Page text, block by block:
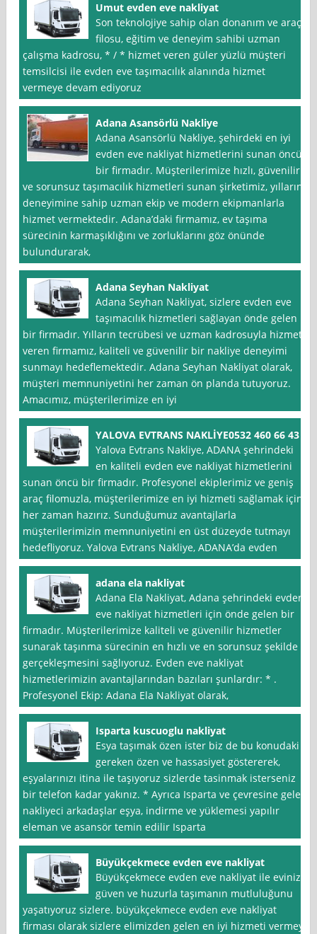
Umut evden eve nakliyat
Son teknolojiye sahip olan donanım ve araç
filosu, eğitim ve deneyim sahibi uzman
çalışma kadrosu, * / * hizmet veren güler yüzlü müşteri
temsilcisi ile evden eve taşımacılık alanında hizmet
vermeye devam ediyoruz
Adana Asansörlü Nakliye
Adana Asansörlü Nakliye, şehirdeki en iyi
evden eve nakliyat hizmetlerini sunan öncü
bir firmadır. Müşterilerimize hızlı, güvenilir
ve sorunsuz taşımacılık hizmetleri sunan şirketimiz, yılların
deneyimine sahip uzman ekip ve modern ekipmanlarla
hizmet vermektedir. Adana’daki firmamız, ev taşıma
sürecinin karmaşıklığını ve zorluklarını göz önünde
bulundurarak,
Adana Seyhan Nakliyat
Adana Seyhan Nakliyat, sizlere evden eve
taşımacılık hizmetleri sağlayan önde gelen
bir firmadır. Yılların tecrübesi ve uzman kadrosuyla hizmet
veren firmamız, kaliteli ve güvenilir bir nakliye deneyimi
sunmayı hedeflemektedir. Adana Seyhan Nakliyat olarak,
müşteri memnuniyetini her zaman ön planda tutuyoruz.
Amacımız, müşterilerimize en iyi
YALOVA EVTRANS NAKLİYE0532 460 66 43
Yalova Evtrans Nakliye, ADANA şehrindeki
en kaliteli evden eve nakliyat hizmetlerini
sunan öncü bir firmadır. Profesyonel ekiplerimiz ve geniş
araç filomuzla, müşterilerimize en iyi hizmeti sağlamak için
her zaman hazırız. Sunduğumuz avantajlarla
müşterilerimizin memnuniyetini en üst düzeyde tutmayı
hedefliyoruz. Yalova Evtrans Nakliye, ADANA’da evden
adana ela nakliyat
Adana Ela Nakliyat, Adana şehrindeki evden
eve nakliyat hizmetleri için önde gelen bir
firmadır. Müşterilerimize kaliteli ve güvenilir hizmetler
sunarak taşınma sürecinin en hızlı ve en sorunsuz şekilde
gerçekleşmesini sağlıyoruz. Evden eve nakliyat
hizmetlerimizin avantajlarından bazıları şunlardır: * .
Profesyonel Ekip: Adana Ela Nakliyat olarak,
Isparta kuscuoglu nakliyat
Esya taşımak özen ister biz de bu konudaki
gereken özen ve hassasiyet göstererek,
eşyalarınızı itina ile taşıyoruz sizlerde tasinmak isterseniz
bir telefon kadar yakınız. * Ayrıca Isparta ve çevresine gelen
nakliyeci arkadaşlar eşya, indirme ve yüklemesi yapılır
eleman ve asansör temin edilir Isparta
Büyükçekmece evden eve nakliyat
Büyükçekmece evden eve nakliyat ile evinizi
güven ve huzurla taşımanın mutluluğunu
yaşatıyoruz sizlere. büyükçekmece evden eve nakliyat
firması olarak sizlere elimizden gelen en iyi hizmeti vermeyi